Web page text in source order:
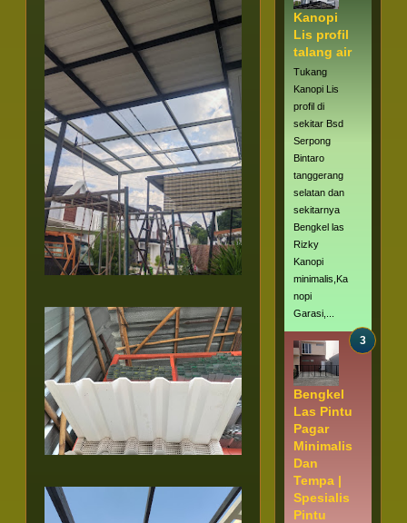
Kanopi
Lis profil
talang air
Tukang
Kanopi Lis
profil di
sekitar Bsd
Serpong
Bintaro
tanggerang
selatan dan
sekitarnya
Bengkel las
Rizky
Kanopi
minimalis,Ka
nopi
Garasi,...
Bengkel
Las Pintu
Pagar
Minimalis
Dan
Tempa |
Spesialis
Pintu